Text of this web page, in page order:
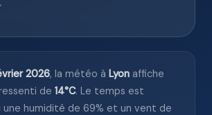
2026, la météo à Lyon affiche
de 14°C. Le temps est
une humidité de 69% et un vent de